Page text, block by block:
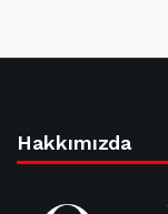
Hakkımızda